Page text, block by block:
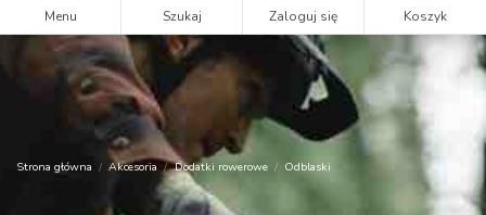
Menu Szukaj Zaloguj się Koszyk
Strona główna Akcesoria Dodatki rowerowe Odblaski